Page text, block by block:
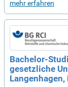
mehr erfahren
Bachelor-
gesetzliche
Langenhagen,